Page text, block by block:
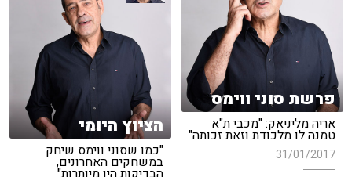
פרשת סוני ווימס
אריה מליניאק: "מכבי ת"א
טמנה לו מלכודת וזאת זכותה"
31/01/2017
הציוץ היומי
"כמו שסוני ווימס שיחק
במשחקים האחרונים,